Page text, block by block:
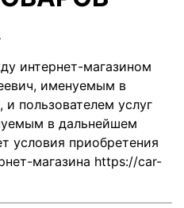
интернет-магазином
именуемым в
пользователем услуг
в дальнейшем
условия приобретения
магазина https://car-